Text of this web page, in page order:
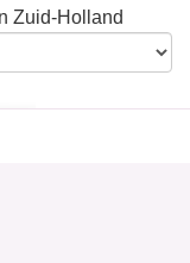
Zuid-Holland